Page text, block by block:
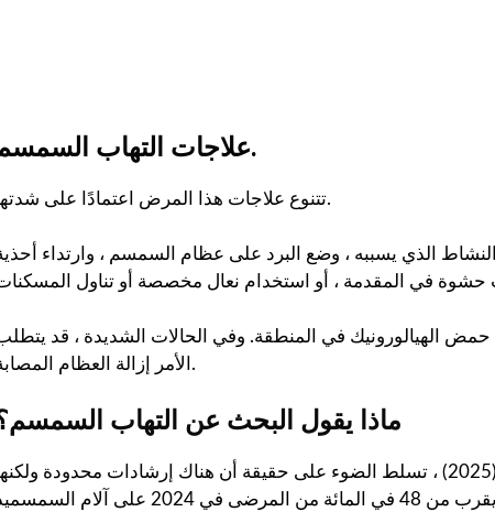
علاجات التهاب السمسم.
تتنوع علاجات هذا المرض اعتمادًا على شدتها.
الذي يسببه ، وضع البرد على عظام السمسم ، وارتداء
الهيالورونيك في المنطقة. وفي الحالات الشديدة ، قد
الأمر إزالة العظام المصابة.
ماذا يقول البحث عن التهاب
مراجعة منهجية ، تسمى العلاج المحافظ لالتهاب السمسم (2025) ، تسلط الضوء على حقيقة أن هناك إرشادات محدودة
. في 2024 ، تم مساعدة ما يقرب من 48 في المائة من المرضى في 2024 على آلام